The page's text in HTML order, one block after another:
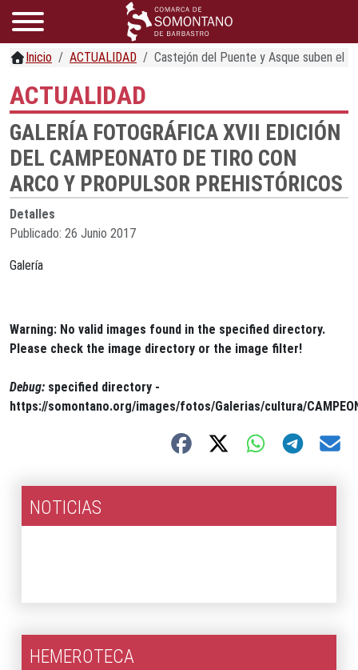
Inicio ACTUALIDAD Castejón del Puente y Asque suben el
ACTUALIDAD
GALERÍA FOTOGRÁFICA XVII EDICIÓN
DEL CAMPEONATO DE TIRO CON
ARCO Y PROPULSOR PREHISTÓRICOS
Detalles
Publicado: 26 Junio 2017
Galería
Warning: No valid images found in the specified directory.
Please check the image directory or the image filter!
Debug: specified directory -
https://somontano.org/images/fotos/Galerias/cultura/
NOTICIAS
HEMEROTECA